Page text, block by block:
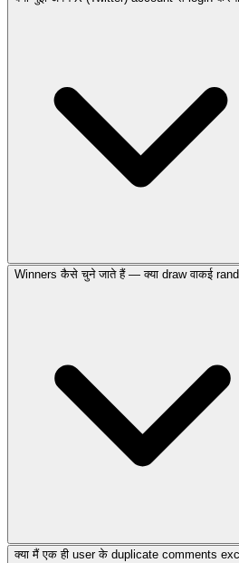
Winners कैसे चुने जाते हैं — क्या draw वाकई
क्या मैं एक ही user के duplicate comments